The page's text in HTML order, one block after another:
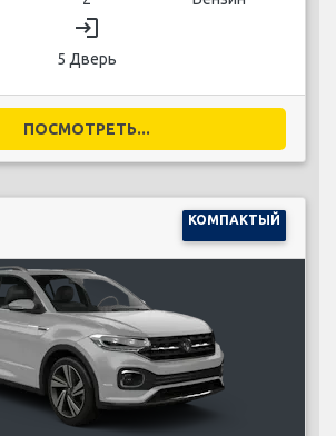
login
5 Дверь
ПОСМОТРЕТЬ...
КОМПАКТЫЙ